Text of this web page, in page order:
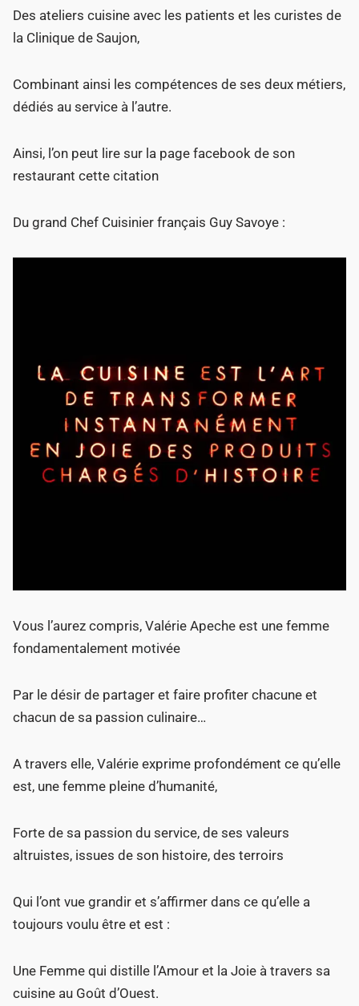
Des ateliers cuisine avec les patients et les curistes de
la Clinique de Saujon,
Combinant ainsi les compétences de ses deux métiers,
dédiés au service à l’autre.
Ainsi, l’on peut lire sur la page facebook de son
restaurant cette citation
Du grand Chef Cuisinier français Guy Savoye :
Vous l’aurez compris, Valérie Apeche est une femme
fondamentalement motivée
Par le désir de partager et faire profiter chacune et
chacun de sa passion culinaire…
A travers elle, Valérie exprime profondément ce qu’elle
est, une femme pleine d’humanité,
Forte de sa passion du service, de ses valeurs
altruistes, issues de son histoire, des terroirs
Qui l’ont vue grandir et s’affirmer dans ce qu’elle a
toujours voulu être et est :
Une Femme qui distille l’Amour et la Joie à travers sa
cuisine au Goût d’Ouest.